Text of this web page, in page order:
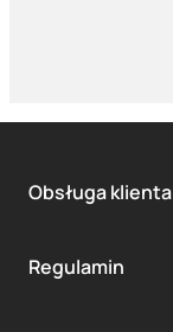
Obsługa klienta
Regulamin